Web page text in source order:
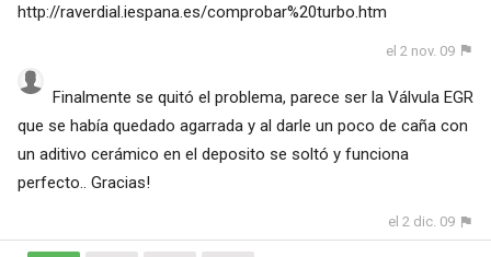
http://raverdial.iespana.es/comprobar%20turbo.htm
el 2 nov. 09
Finalmente se quitó el problema, parece ser la Válvula EGR
que se había quedado agarrada y al darle un poco de caña con
un aditivo cerámico en el deposito se soltó y funciona
perfecto.. Gracias!
el 2 dic. 09